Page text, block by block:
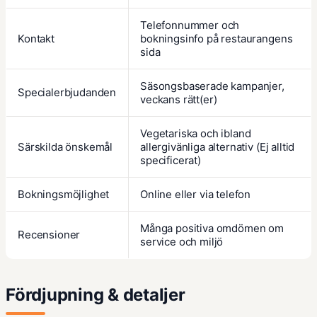
Kontakt
Telefonnummer och
bokningsinfo på restaurangens
sida
Specialerbjudanden
Säsongsbaserade kampanjer,
veckans rätt(er)
Särskilda önskemål
Vegetariska och ibland
allergivänliga alternativ (Ej alltid
specificerat)
Bokningsmöjlighet Online eller via telefon
Recensioner
Många positiva omdömen om
service och miljö
Fördjupning & detaljer